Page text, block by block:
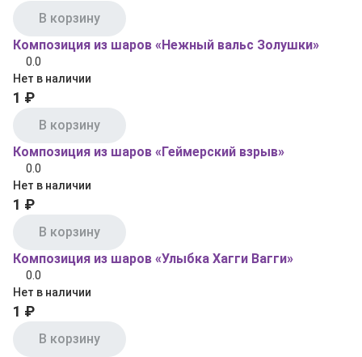
В корзину
Композиция из шаров «Нежный вальс Золушки»
0.0
Нет в наличии
1 ₽
В корзину
Композиция из шаров «Геймерский взрыв»
0.0
Нет в наличии
1 ₽
В корзину
Композиция из шаров «Улыбка Хагги Вагги»
0.0
Нет в наличии
1 ₽
В корзину